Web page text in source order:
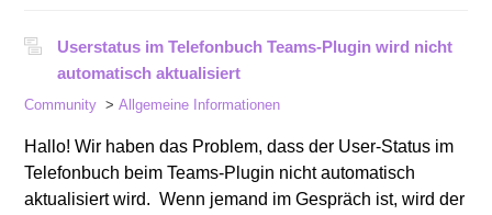
Userstatus im Telefonbuch Teams-Plugin wird nicht
automatisch aktualisiert
Community Allgemeine Informationen
Hallo! Wir haben das Problem, dass der User-Status im
Telefonbuch beim Teams-Plugin nicht automatisch
aktualisiert wird. Wenn jemand im Gespräch ist, wird der